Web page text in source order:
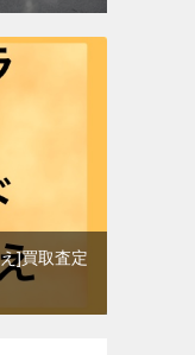
]買取査定